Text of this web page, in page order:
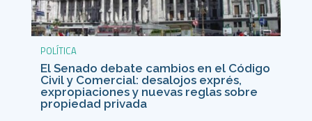
POLÍTICA
El Senado debate cambios en el Código
Civil y Comercial: desalojos exprés,
expropiaciones y nuevas reglas sobre
propiedad privada